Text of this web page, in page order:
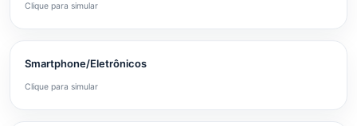
Clique para simular
Smartphone/Eletrônicos
Clique para simular